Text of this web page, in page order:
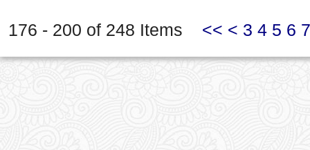
176 - 200 of 248 Items << < 3 4 5 6 7